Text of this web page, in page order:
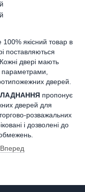
якісний товар в
поставляються
двері мають
параметрами,
дверей.
пропонує
дверей для
розважальних
і дозволені до
Вперед